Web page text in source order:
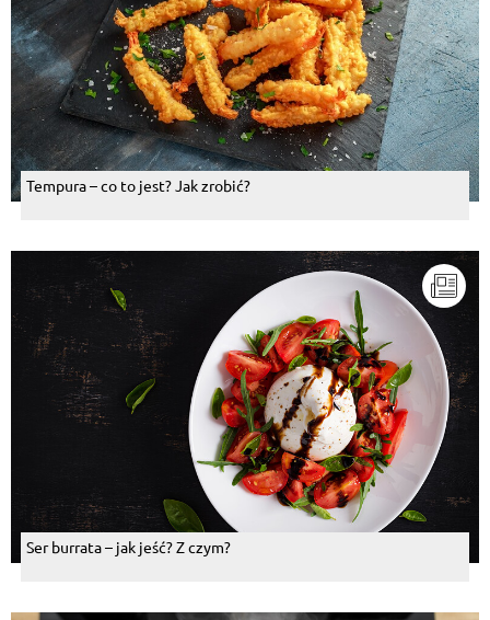
Tempura – co to jest? Jak zrobić?
Ser burrata – jak jeść? Z czym?